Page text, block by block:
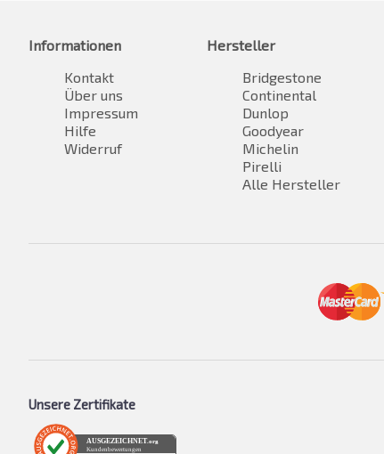
Informationen
Kontakt
Über uns
Impressum
Hilfe
Widerruf
Hersteller
Bridgestone
Continental
Dunlop
Goodyear
Michelin
Pirelli
Alle Hersteller
Unsere Zertifikate
AUSGEZEICHNET.org
Kundenbewertungen